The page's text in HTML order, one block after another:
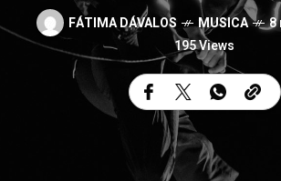
FÁTIMA DÁVALOS MUSICA
8
195 Views